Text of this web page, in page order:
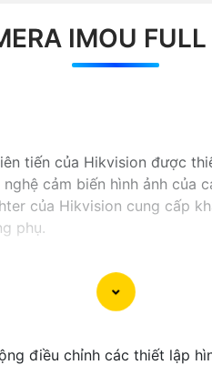
IMOU
tiến của Hikvision được
cảm biến hình ảnh của
của Hikvision cung cấp
phụ.
điều chỉnh các thiết lập